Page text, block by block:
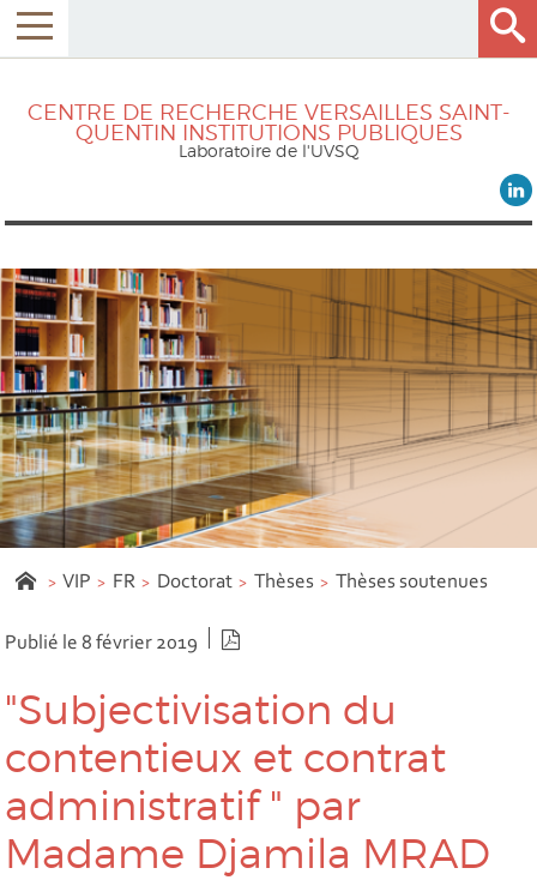
CENTRE DE RECHERCHE VERSAILLES SAINT-
QUENTIN INSTITUTIONS PUBLIQUES
Laboratoire de l'UVSQ
VIP FR Doctorat Thèses Thèses soutenues
Publié le 8 février 2019
"Subjectivisation du
contentieux et contrat
administratif " par
Madame Djamila MRAD